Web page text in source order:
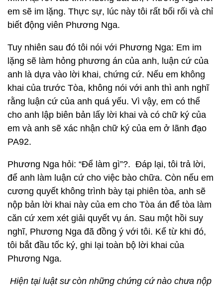
em sẽ im lặng. Thực sự, lúc này tôi rất bối rối và chỉ
biết động viên Phương Nga.
Tuy nhiên sau đó tôi nói với Phương Nga: Em im
lặng sẽ làm hỏng phương án của anh, luận cứ của
anh là dựa vào lời khai, chứng cứ. Nếu em không
khai của trước Tòa, không nói với anh thì anh nghĩ
rằng luận cứ của anh quá yếu. Vì vậy, em có thể
cho anh lập biên bản lấy lời khai và có chữ ký của
em và anh sẽ xác nhận chữ ký của em ở lãnh đạo
PA92.
Phương Nga hỏi: “Để làm gì”?. Đáp lại, tôi trả lời,
để anh làm luận cứ cho việc bào chữa. Còn nếu em
cương quyết không trình bày tại phiên tòa, anh sẽ
nộp bản lời khai này của em cho Tòa án để tòa làm
căn cứ xem xét giải quyết vụ án. Sau một hồi suy
nghĩ, Phương Nga đã đồng ý với tôi. Kể từ khi đó,
tôi bắt đầu tốc ký, ghi lại toàn bộ lời khai của
Phương Nga.
Hiện tại luật sư còn những chứng cứ nào chưa nộp